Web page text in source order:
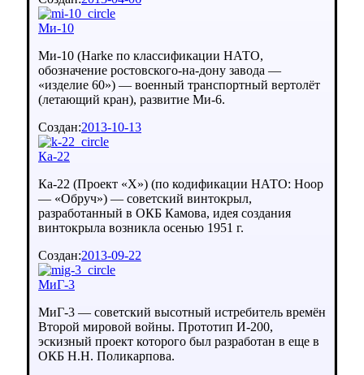
Ми-10
Ми-10 (Harke по классификации НАТО,
обозначение ростовского-на-дону завода —
«изделие 60») — военный транспортный вертолёт
(летающий кран), развитие Ми-6.
Создан:2013-10-13
Ка-22
Ка-22 (Проект «X») (по кодификации НАТО: Hoop
— «Обруч») — советский винтокрыл,
разработанный в ОКБ Камова, идея создания
винтокрыла возникла осенью 1951 г.
Создан:2013-09-22
МиГ-3
МиГ-3 — советский высотный истребитель времён
Второй мировой войны. Прототип И-200,
эскизный проект которого был разработан в еще в
ОКБ Н.Н. Поликарпова.